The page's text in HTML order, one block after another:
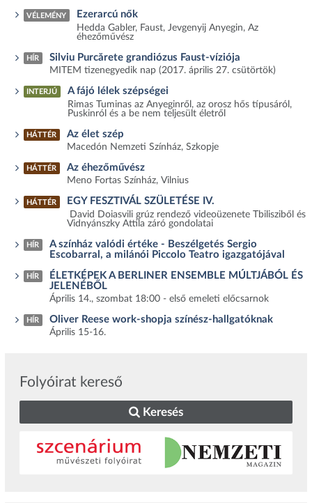
VÉLEMÉNY Ezerarcú nők
Hedda Gabler, Faust, Jevgenyij Anyegin, Az
éhezőművész
HÍR Silviu Purcărete grandiózus Faust-víziója
MITEM tizenegyedik nap (2017. április 27. csütörtök)
INTERJÚ A fájó lélek szépségei
Rimas Tuminas az Anyeginről, az orosz hős típusáról,
Puskinról és a be nem teljesült életről
HÁTTÉR Az élet szép
Macedón Nemzeti Színház, Szkopje
HÁTTÉR Az éhezőművész
Meno Fortas Színház, Vilnius
HÁTTÉR EGY FESZTIVÁL SZÜLETÉSE IV.
David Doiasvili grúz rendező videoüzenete Tbilisziből és
Vidnyánszky Attila záró gondolatai
HÍR
A színház valódi értéke - Beszélgetés Sergio
Escobarral, a milánói Piccolo Teatro igazgatójával
HÍR
ÉLETKÉPEK A BERLINER ENSEMBLE MÚLTJÁBÓL ÉS
JELENÉBŐL
Április 14., szombat 18:00 - első emeleti előcsarnok
HÍR Oliver Reese work-shopja színész-hallgatóknak
Április 15-16.
Folyóirat kereső
Keresés